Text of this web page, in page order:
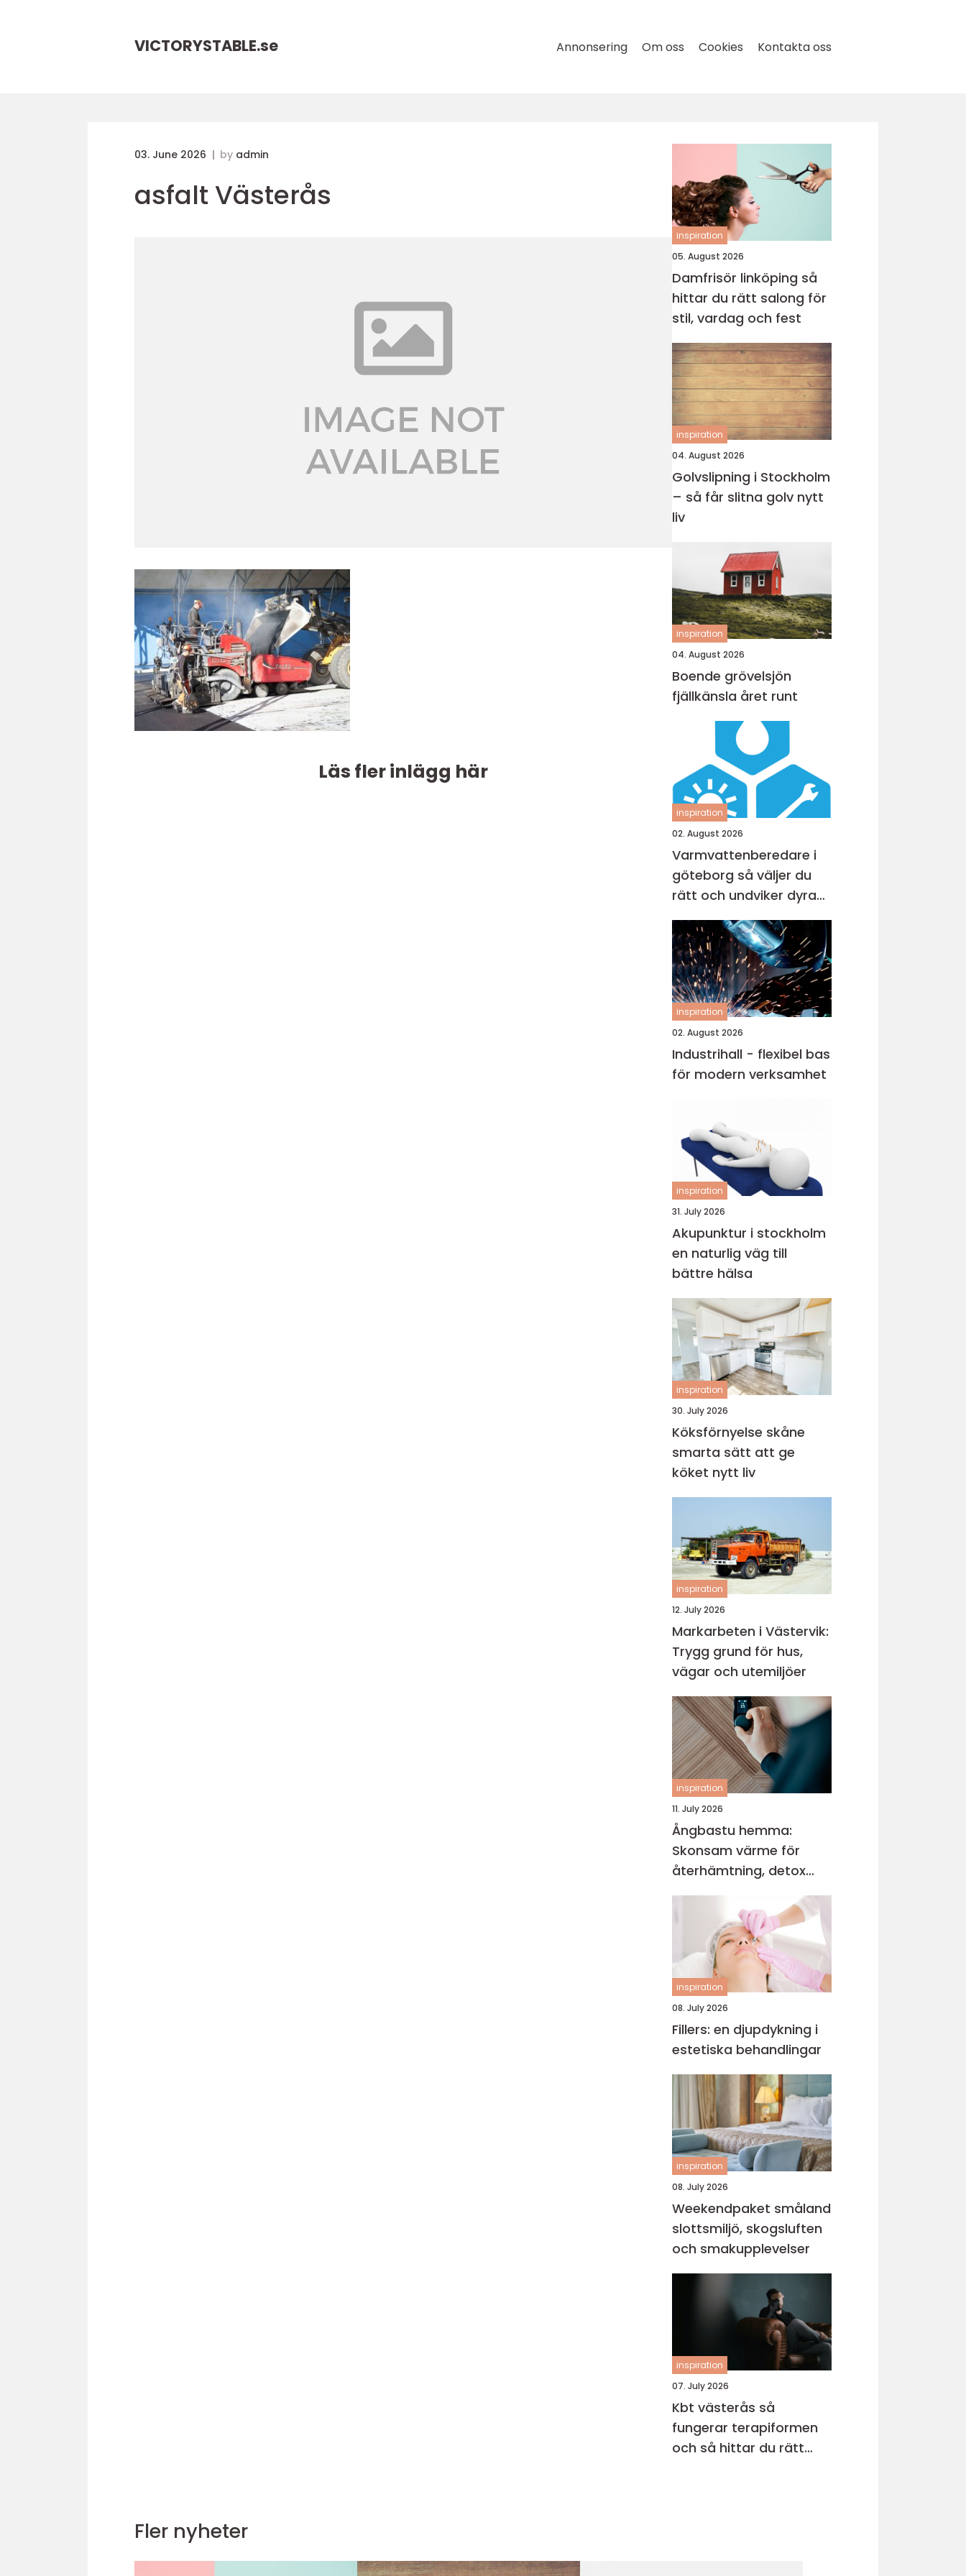
VICTORYSTABLE.se Annonsering Om oss Cookies Kontakta oss
03. June 2026 by admin
asfalt Västerås
Läs fler inlägg här
inspiration
05. August 2026
Damfrisör linköping så
hittar du rätt salong för
stil, vardag och fest
inspiration
04. August 2026
Golvslipning i Stockholm
– så får slitna golv nytt
liv
inspiration
04. August 2026
Boende grövelsjön
fjällkänsla året runt
inspiration
02. August 2026
Varmvattenberedare i
göteborg så väljer du
rätt och undviker dyra
misstag
inspiration
02. August 2026
Industrihall - flexibel bas
för modern verksamhet
inspiration
31. July 2026
Akupunktur i stockholm
en naturlig väg till
bättre hälsa
inspiration
30. July 2026
Köksförnyelse skåne
smarta sätt att ge
köket nytt liv
inspiration
12. July 2026
Markarbeten i Västervik:
Trygg grund för hus,
vägar och utemiljöer
inspiration
11. July 2026
Ångbastu hemma:
Skonsam värme för
återhämtning, detox
och mental balans
inspiration
08. July 2026
Fillers: en djupdykning i
estetiska behandlingar
inspiration
08. July 2026
Weekendpaket småland
slottsmiljö, skogsluften
och smakupplevelser
inspiration
07. July 2026
Kbt västerås så
fungerar terapiformen
och så hittar du rätt
Fler nyheter